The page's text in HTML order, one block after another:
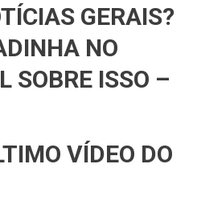
GERAIS?
NO
SOBRE ISSO –
VÍDEO DO